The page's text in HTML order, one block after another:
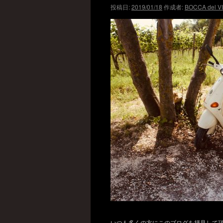
投稿日:2019/01/18 作成者: BOCCA del